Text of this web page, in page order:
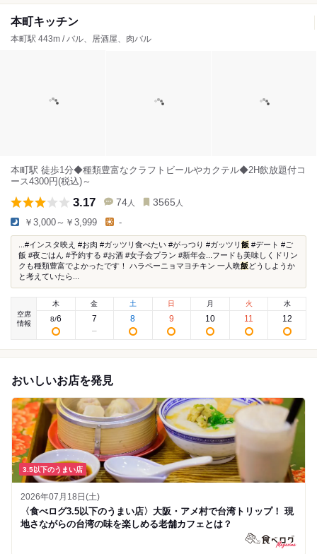
本町キッチン
本町駅 443m / バル、居酒屋、肉バル
本町駅 徒歩1分◆種類豊富なクラフトビールやカクテル◆2H飲放題付コ
ース4300円(税込)～
3.17 74 人 3565 人
￥3,000～￥3,999 -
...#インスタ映え #お肉 #ガッツリ食べたい #がっつり #ガッツリ 飯 #デート #ご
飯 #夜ごはん #予約する #お酒 #女子会プラン #新年会...フードも美味しくドリン
クも種類豊富でよかったです！ ハラペーニョマヨチキン 一人晩飯どうしようか
と考えていたら...
空席
情報
木
8/6
金
7
土
8
日
9
月
10
火
11
水
12
おいしいお店を発見
3.5以下のうまい店
2026年07月18日(土)
〈食べログ3.5以下のうまい店〉大阪・アメ村で台湾トリップ！ 現
地さながらの台湾の味を楽しめる老舗カフェとは？